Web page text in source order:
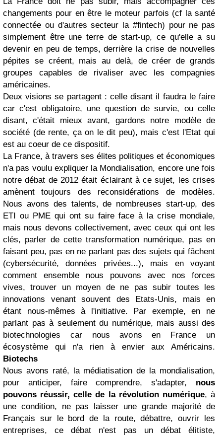
changements pour en être le moteur parfois (cf la santé
connectée ou d'autres secteur la #fintech) pour ne pas
simplement être une terre de start-up, ce qu'elle a su
devenir en peu de temps, derrière la crise de nouvelles
pépites se créent, mais au delà, de créer de grands
groupes capables de rivaliser avec les compagnies
américaines.
Deux visions se partagent : celle disant il faudra le faire
car c'est obligatoire, une question de survie, ou celle
disant, c'était mieux avant, gardons notre modèle de
société (de rente, ça on le dit peu), mais c'est l'Etat qui
est au coeur de ce dispositif.
La France, à travers ses élites politiques et économiques
n'a pas voulu expliquer la Mondialisation, encore une fois
notre débat de 2012 était éclairant à ce sujet, les crises
amènent toujours des reconsidérations de modèles.
Nous avons des talents, de nombreuses start-up, des
ETI ou PME qui ont su faire face à la crise mondiale,
mais nous devons collectivement, avec ceux qui ont les
clés, parler de cette transformation numérique, pas en
faisant peu, pas en ne parlant pas des sujets qui fâchent
(cybersécurité, données privées...), mais en voyant
comment ensemble nous pouvons avec nos forces
vives, trouver un moyen de ne pas subir toutes les
innovations venant souvent des Etats-Unis, mais en
étant nous-mêmes à l'initiative. Par exemple, en ne
parlant pas à seulement du numérique, mais aussi des
biotechnologies car nous avons en France un
écosystème qui n'a rien à envier aux Américains.
Biotechs
Nous avons raté, la médiatisation de la mondialisation,
pour anticiper, faire comprendre, s'adapter, nous
pouvons réussir, celle de la révolution numérique, à
une condition, ne pas laisser une grande majorité de
Français sur le bord de la route, débattre, ouvrir les
entreprises, ce débat n'est pas un débat élitiste,